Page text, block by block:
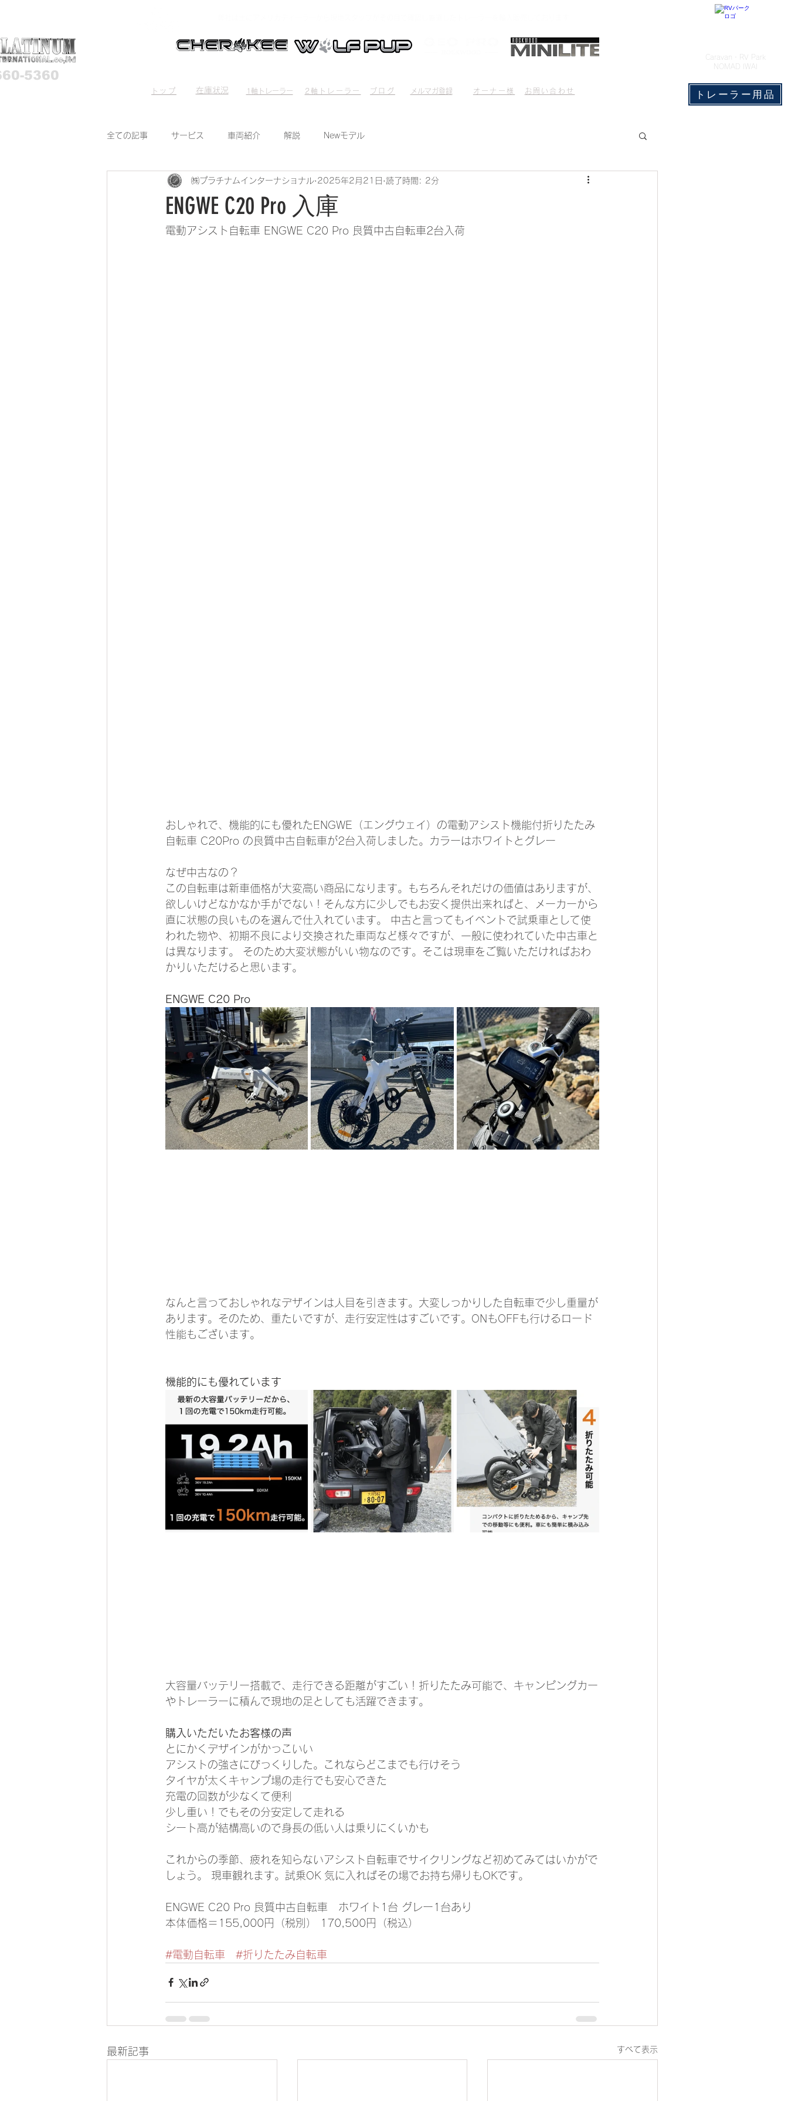
5360
トップ 在庫状況 1軸トレーラー​​ 2軸トレーラー ブログ メルマガ登録 オーナー様 お問い合わせ
​Caravan・RV Park
NOMAD IWAI
トレーラー用品
全ての記事 サービス 車両紹介 解説 Newモデル
ENGWE C20 Pro 入庫
㈱プラチナムインターナショナル 2025年2月21日 読了時間: 2分
電動アシスト自転車 ENGWE C20 Pro 良質中古自転車2台入荷
おしゃれで、機能的にも優れたENGWE（エングウェイ）の電動アシスト機能付折りたたみ
自転車 C20Pro の良質中古自転車が2台入荷しました。カラーはホワイトとグレー
なぜ中古なの？
この自転車は新車価格が大変高い商品になります。もちろんそれだけの価値はありますが、
欲しいけどなかなか手がでない！そんな方に少しでもお安く提供出来ればと、メーカーから
直に状態の良いものを選んで仕入れています。 中古と言ってもイベントで試乗車として使
われた物や、初期不良により交換された車両など様々ですが、一般に使われていた中古車と
は異なります。 そのため大変状態がいい物なのです。そこは現車をご覧いただければおわ
かりいただけると思います。
ENGWE C20 Pro
なんと言っておしゃれなデザインは人目を引きます。大変しっかりした自転車で少し重量が
あります。そのため、重たいですが、走行安定性はすごいです。ONもOFFも行けるロード
性能もございます。
機能的にも優れています
大容量バッテリー搭載で、走行できる距離がすごい！折りたたみ可能で、キャンピングカー
やトレーラーに積んで現地の足としても活躍できます。
購入いただいたお客様の声
とにかくデザインがかっこいい
アシストの強さにびっくりした。これならどこまでも行けそう
タイヤが太くキャンプ場の走行でも安心できた
充電の回数が少なくて便利
少し重い！でもその分安定して走れる
シート高が結構高いので身長の低い人は乗りにくいかも
これからの季節、疲れを知らないアシスト自転車でサイクリングなど初めてみてはいかがで
しょう。 現車観れます。試乗OK 気に入ればその場でお持ち帰りもOKです。
ENGWE C20 Pro 良質中古自転車　ホワイト1台 グレー1台あり
本体価格＝155,000円（税別） 170,500円（税込）
#電動自転車 #折りたたみ自転車
最新記事 すべて表示